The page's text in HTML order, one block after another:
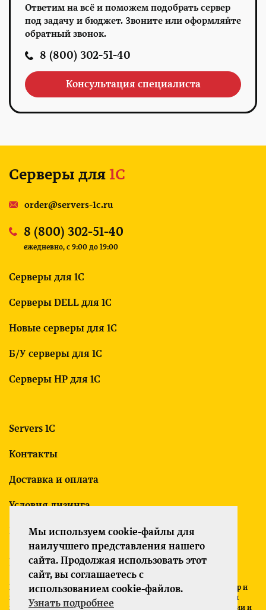
Ответим на всё и поможем подобрать сервер
под задачу и бюджет. Звоните или оформляйте
обратный звонок.
8 (800) 302-51-40
Консультация специалиста
Серверы для 1С
Серверы DELL для 1С
Новые серверы для 1С
Б/У серверы для 1С
Серверы HP для 1С
Servers 1C
Контакты
Доставка и оплата
Условия лизинга
Гарантия
Серверы для 1С
order@servers-1c.ru
8 (800) 302-51-40
ежедневно, c 9:00 до 19:00
Политика конфиденциальности
Все указанные на сайте цены носят информационный характер и
не являются публичной офертой (ст. 437 ГК РФ). Для получения
подробной информации о характеристиках товаров, их наличии и
Мы используем cookie-файлы для
наилучшего представления нашего
сайта. Продолжая использовать этот
сайт, вы соглашаетесь с
использованием cookie-файлов.
Узнать подробнее